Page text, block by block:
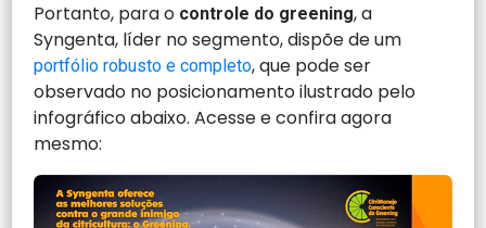
Portanto, para o controle do greening, a
Syngenta, líder no segmento, dispõe de um
portfólio robusto e completo, que pode ser
observado no posicionamento ilustrado pelo
infográfico abaixo. Acesse e confira agora
mesmo: